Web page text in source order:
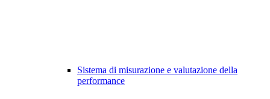
Sistema di misurazione e valutazione della
performance